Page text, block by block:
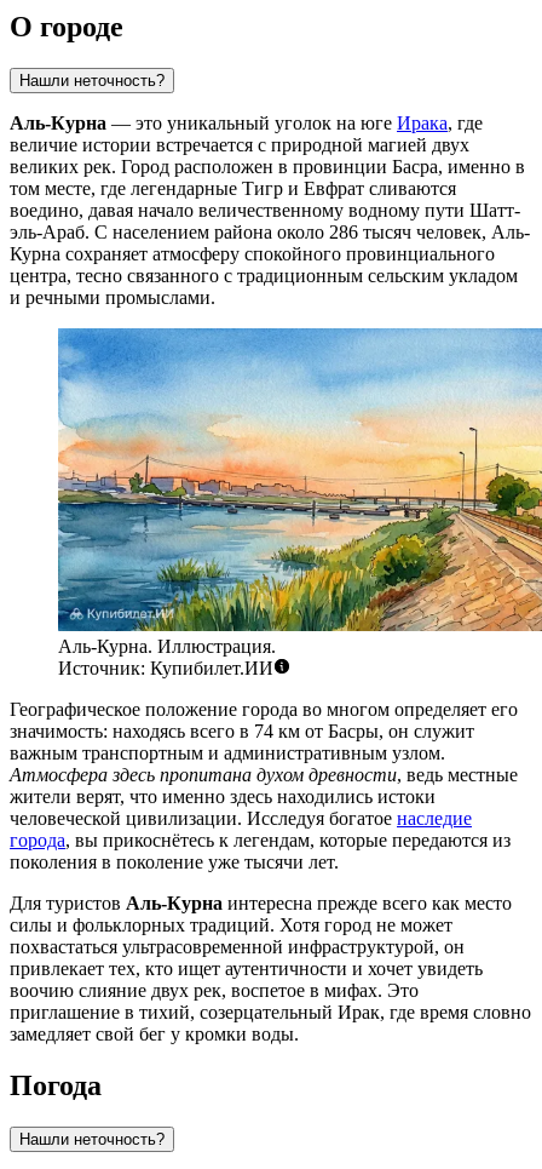
О городе
Нашли неточность?
Аль-Курна — это уникальный уголок на юге Ирака, где
величие истории встречается с природной магией двух
великих рек. Город расположен в провинции Басра, именно в
том месте, где легендарные Тигр и Евфрат сливаются
воедино, давая начало величественному водному пути Шатт-
эль-Араб. С населением района около 286 тысяч человек, Аль-
Курна сохраняет атмосферу спокойного провинциального
центра, тесно связанного с традиционным сельским укладом
и речными промыслами.
Аль-Курна. Иллюстрация.
Источник: Купибилет.ИИ
Географическое положение города во многом определяет его
значимость: находясь всего в 74 км от Басры, он служит
важным транспортным и административным узлом.
Атмосфера здесь пропитана духом древности, ведь местные
жители верят, что именно здесь находились истоки
человеческой цивилизации. Исследуя богатое наследие
города, вы прикоснётесь к легендам, которые передаются из
поколения в поколение уже тысячи лет.
Для туристов Аль-Курна интересна прежде всего как место
силы и фольклорных традиций. Хотя город не может
похвастаться ультрасовременной инфраструктурой, он
привлекает тех, кто ищет аутентичности и хочет увидеть
воочию слияние двух рек, воспетое в мифах. Это
приглашение в тихий, созерцательный Ирак, где время словно
замедляет свой бег у кромки воды.
Погода
Нашли неточность?